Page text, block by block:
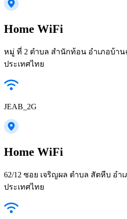
Home WiFi
หมู่ ที่ 2 ตำบล สำนักท้อน อำเภอบ้าน
ประเทศไทย
JEAB_2G
Home WiFi
62/12 ซอย เจริญผล ตำบล สัตหีบ อำ
ประเทศไทย